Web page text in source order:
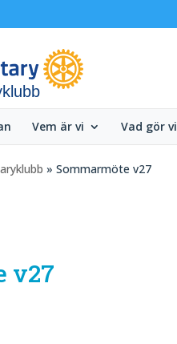
Vem är vi Vad gör vi
» Sommarmöte v27
v27